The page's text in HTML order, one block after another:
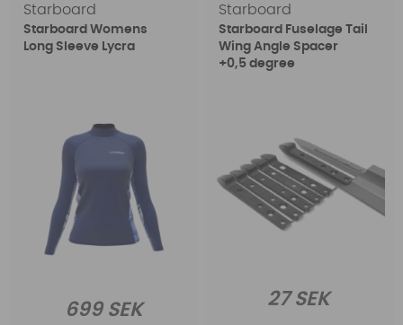
Starboard
Starboard Womens
Long Sleeve Lycra
699 SEK
Starboard
Starboard Fuselage Tail
Wing Angle Spacer
+0,5 degree
27 SEK